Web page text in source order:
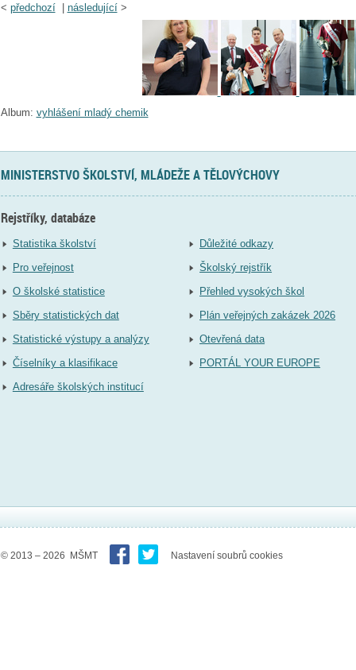
< předchozí| následující>
Album: vyhlášení mladý chemik
MINISTERSTVO ŠKOLSTVÍ, MLÁDEŽE A TĚLOVÝCHOVY
Rejstříky, databáze
Statistika školství
Pro veřejnost
O školské statistice
Sběry statistických dat
Statistické výstupy a analýzy
Číselníky a klasifikace
Adresáře školských institucí
Důležité odkazy
Školský rejstřík
Přehled vysokých škol
Plán veřejných zakázek 2026
Otevřená data
PORTÁL YOUR EUROPE
© 2013 – 2026 MŠMT Nastavení soubrů cookies